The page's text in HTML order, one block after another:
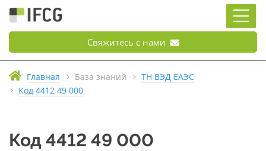
Свяжитесь с нами
Главная База знаний
ТН ВЭД ЕАЭС
Код 4412 49 000
Код 4412 49 000